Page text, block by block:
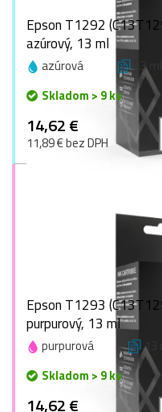
Epson T1292
azúrový, 13 ml
azúrová 13 ml
Skladom > 9 ks
14,62 €
11,89 € bez DPH
Epson T1293
purpurový, 13 ml
purpurová 13
Skladom > 9 ks
14,62 €